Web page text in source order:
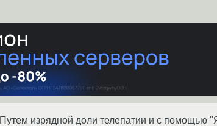
Путем изрядной доли телепатии и с помощью